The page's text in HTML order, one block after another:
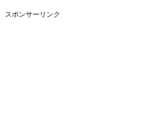
スポンサーリンク